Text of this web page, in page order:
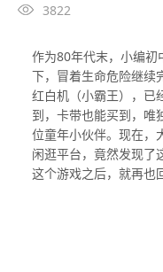
3822
作为80年代末，小编
下，冒着生命危险继续
红白机（小霸王），已
到，卡带也能买到，唯
位童年小伙伴。现在，
闲逛平台，竟然发现了
这个游戏之后，就再